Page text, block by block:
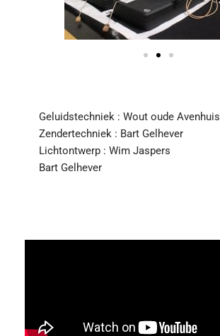
Geluidstechniek : Wout oude Avenhuis
Zendertechniek : Bart Gelhever
Lichtontwerp : Wim Jaspers
Bart Gelhever